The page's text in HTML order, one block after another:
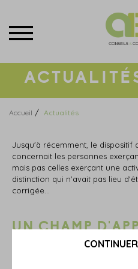
Accueil / Actualités
Jusqu'à récemment, le dispositif
concernait les personnes
mais pas celles exerçant une
distinction qui n'avait pas lieu
corrigée…
UN CHAMP